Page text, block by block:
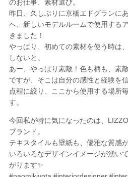
Order Made オーダーメイド
Company Information 会社紹介
INTERIOR BLOG インテリアブログ
SHOPPING
FABRIC ファブリック
CUSHION クッション
ACCESSORY アクセサリー
LIVING DINING ROOM
のお仕事、素材選び。
昨日、久しぶりに京橋エドグランに
へ、新しいモデルルームで使用する
きました！
やっぱり、初めての素材を使う時は
しないと。
あー、やっぱり素敵！色も柄も、素
ですが、そこは自分の感性と経験を
点程に絞り、ここから使用する場所
す。
今回私が特に気になったのは、
ブランド。
テキスタイルも壁紙も、優雅な質感
いろいろなデザインイメージが湧い
がります✨